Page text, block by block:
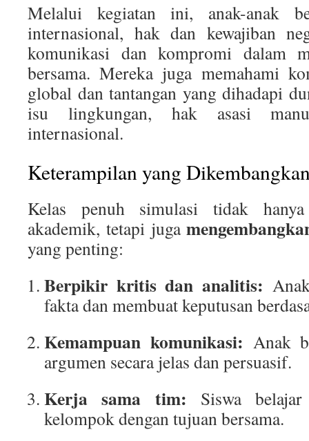
Melalui kegiatan ini, anak-anak
internasional, hak dan kewajiban
komunikasi dan kompromi dalam
bersama. Mereka juga memahami
global dan tantangan yang dihadapi
isu lingkungan, hak asasi
internasional.
Keterampilan yang
Kelas penuh simulasi tidak
akademik, tetapi juga
yang penting:
Berpikir kritis dan analitis:
fakta dan membuat keputusan
Kemampuan komunikasi: Anak
argumen secara jelas dan persuasif.
Kerja sama tim: Siswa
kelompok dengan tujuan bersama.